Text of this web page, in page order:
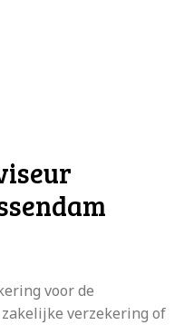
voor de
verzekering of